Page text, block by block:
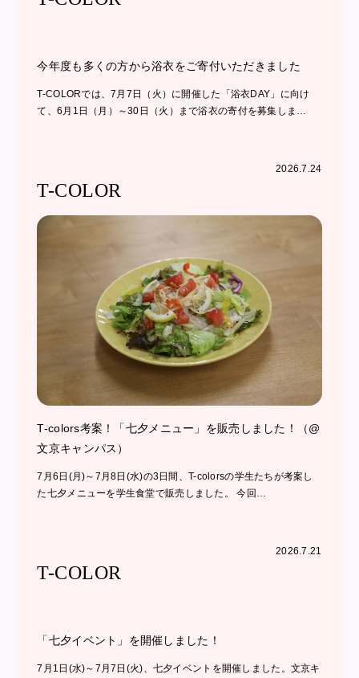
今年度も多くの方から浴衣をご寄付いただきました
T-COLORでは、7月7日（火）に開催した「浴衣DAY」に向け
て、6月1日（月）～30日（火）まで浴衣の寄付を募集しま…
2026.7.24
T-COLOR
T-colors考案！「七夕メニュー」を販売しました！（@
文京キャンパス）
7月6日(月)～7月8日(水)の3日間、T-colorsの学生たちが考案し
た七夕メニューを学生食堂で販売しました。 今回…
2026.7.21
T-COLOR
「七夕イベント」を開催しました！
7月1日(水)～7月7日(火)、七夕イベントを開催しました。文京キ